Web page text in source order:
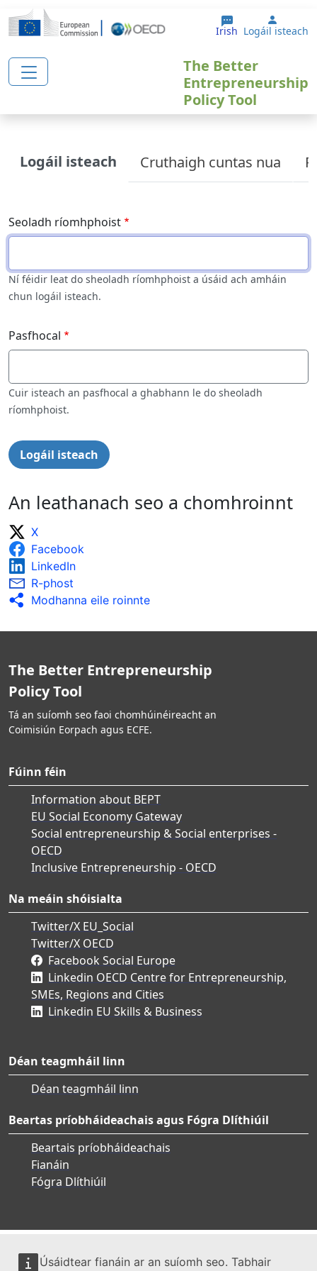
Skip to main content
Úsáidtear fianáin ar an suíomh seo. Tabhair
Irish User
Logáil isteach
The Better
Entrepreneurship
Policy Tool
Primary tabs
Logáil isteach Cruthaigh cuntas nua
Seoladh ríomhphoist
Ní féidir leat do sheoladh ríomhphoist a úsáid ach amháin
chun logáil isteach.
Pasfhocal
Cuir isteach an pasfhocal a ghabhann le do sheoladh
ríomhphoist.
An leathanach seo a chomhroinnt
X
Facebook
LinkedIn
R-phost
Modhanna eile roinnte
The Better Entrepreneurship
Policy Tool
Tá an suíomh seo faoi chomhúinéireacht an
Coimisiún Eorpach agus ECFE.
Fúinn féin
Information about BEPT
EU Social Economy Gateway
Social entrepreneurship & Social enterprises -
OECD
Inclusive Entrepreneurship - OECD
Na meáin shóisialta
Twitter/X EU_Social
Twitter/X OECD
Facebook Social Europe
Linkedin OECD Centre for Entrepreneurship,
SMEs, Regions and Cities
Linkedin EU Skills & Business
Déan teagmháil linn
Déan teagmháil linn
Beartas príobháideachais agus Fógra Dlíthiúil
Beartais príobháideachais
Fianáin
Fógra Dlíthiúil